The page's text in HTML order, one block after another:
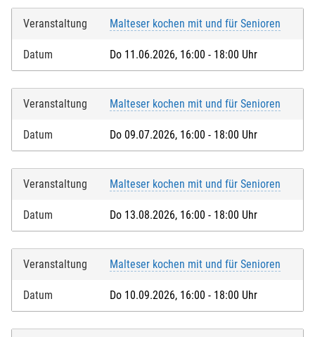
Veranstaltung Malteser kochen mit und für Senioren
Datum Do 11.06.2026, 16:00 - 18:00 Uhr
Veranstaltung Malteser kochen mit und für Senioren
Datum Do 09.07.2026, 16:00 - 18:00 Uhr
Veranstaltung Malteser kochen mit und für Senioren
Datum Do 13.08.2026, 16:00 - 18:00 Uhr
Veranstaltung Malteser kochen mit und für Senioren
Datum Do 10.09.2026, 16:00 - 18:00 Uhr